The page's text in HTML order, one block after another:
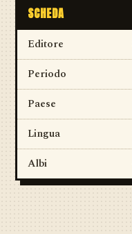
SCHEDA
Editore
Periodo
Paese
Lingua
Albi